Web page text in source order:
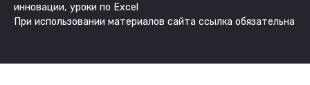
инновации, уроки по Excel
При использовании материалов сайта ссылка обязательна